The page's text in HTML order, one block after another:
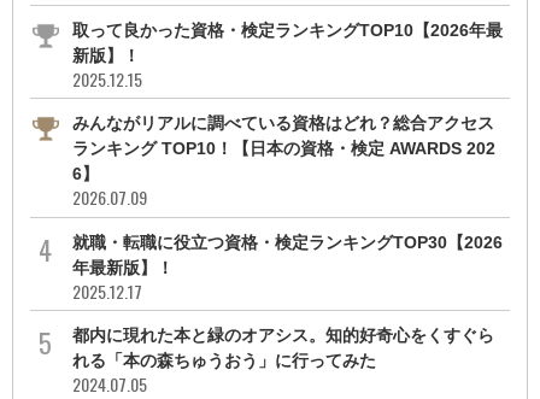
取って良かった資格・検定ランキングTOP10【2026年最
新版】！
2025.12.15
みんながリアルに調べている資格はどれ？総合アクセス
ランキング TOP10！【日本の資格・検定 AWARDS 202
6】
2026.07.09
就職・転職に役立つ資格・検定ランキングTOP30【2026
年最新版】！
2025.12.17
都内に現れた本と緑のオアシス。知的好奇心をくすぐら
れる「本の森ちゅうおう」に行ってみた
2024.07.05